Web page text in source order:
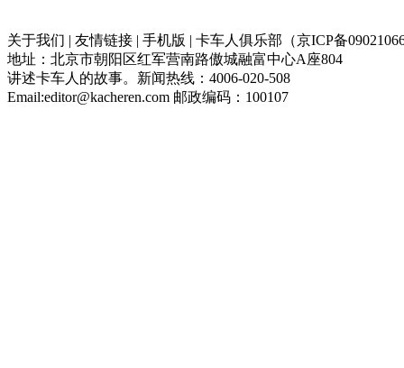
关于我们 | 友情链接 | 手机版 | 卡车人俱乐部（京ICP备
地址：北京市朝阳区红军营南路傲城融富中心A座804
讲述卡车人的故事。新闻热线：4006-020-508
Email:editor@kacheren.com 邮政编码：100107